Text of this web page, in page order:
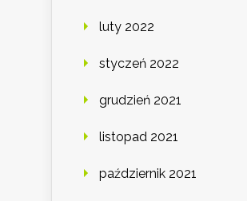
luty 2022
styczeń 2022
grudzień 2021
listopad 2021
październik 2021